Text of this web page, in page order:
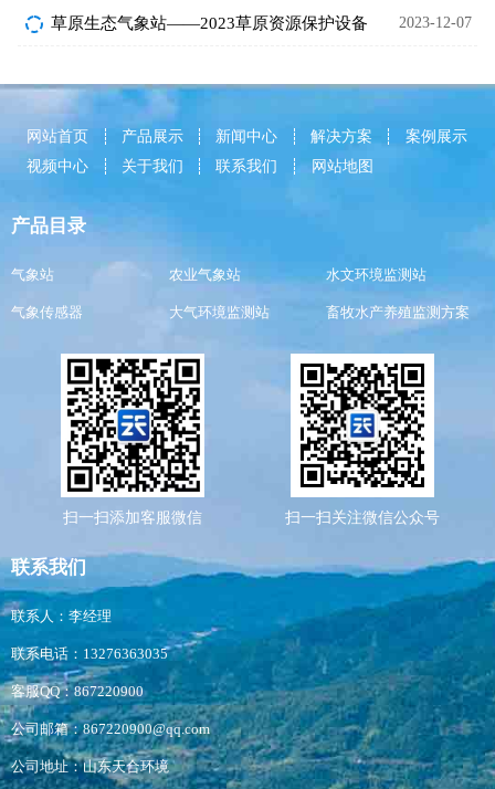
草原生态气象站——2023草原资源保护设备 2023-12-07
网站首页 产品展示 新闻中心 解决方案
案例展示
视频中心
关于我们 联系我们 网站地图
产品目录
气象站 农业气象站 水文环境监测站
气象传感器 大气环境监测站 畜牧水产养殖监测方案
扫一扫添加客服微信 扫一扫关注微信公众号
联系我们
联系人：李经理
联系电话：13276363035
客服QQ：867220900
公司邮箱：867220900@qq.com
公司地址：山东天合环境